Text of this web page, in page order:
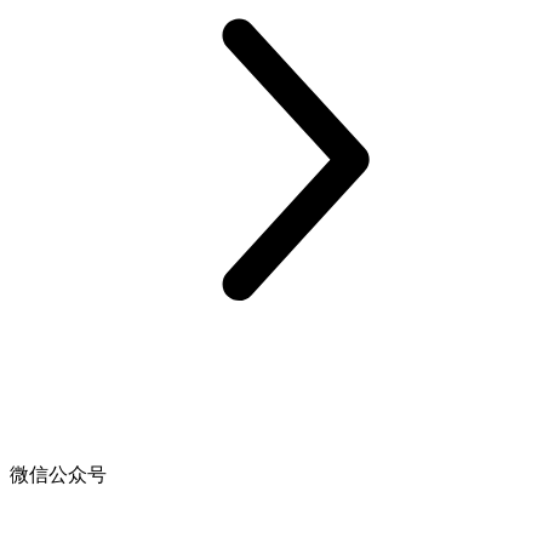
微信公众号